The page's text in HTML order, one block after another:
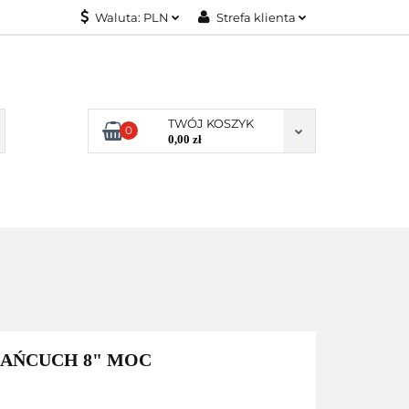
Waluta: PLN Strefa klienta
Dodaj zgłoszenie
Zgody cookies
0 TWÓJ KOSZYK
0,00 zł
KONTAKT
8" MOC